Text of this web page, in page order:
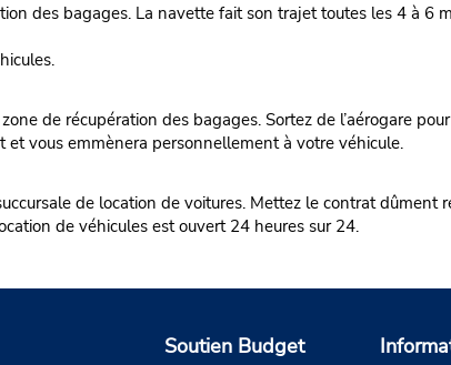
des bagages. La navette fait son trajet toutes les 4 à 6
de récupération des bagages. Sortez de l’aérogare
vous emmènera personnellement à votre véhicule.
de location de voitures. Mettez le contrat dûment
de véhicules est ouvert 24 heures sur 24.
Soutien Budget